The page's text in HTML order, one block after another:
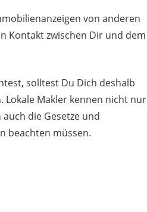
von anderen
Kontakt zwischen Dir und dem
solltest Du Dich deshalb
Lokale Makler kennen nicht nur
die Gesetze und
beachten müssen.